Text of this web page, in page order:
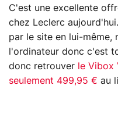
C'est une excellente
chez Leclerc
par le site en lui-même,
l'ordinateur donc c'est
donc retrouver le Vibox
seulement 499,95 € au